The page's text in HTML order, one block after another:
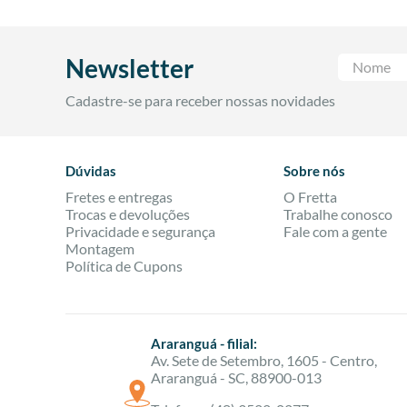
Enxoval
2. Defina um
3. Pense na rotina:
importante ter
4. Priorize
Um enxoval bem
Roupas
As roupas de
Newsletter
Cadastre-se para receber nossas novidades
Dúvidas
Fretes e entregas
Trocas e devoluções
Privacidade e segurança
Montagem
Política de Cupons
Sobre nós
O Fretta
Trabalhe conosco
Fale com a gente
Araranguá - filial:
Av. Sete de Setembro, 1605 - Centro,
Araranguá - SC, 88900-013